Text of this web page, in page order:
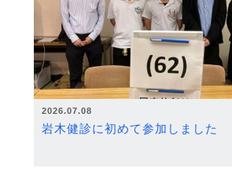
2026.07.08
岩木健診に初めて参加しました